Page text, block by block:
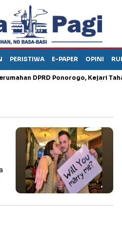
PERISTIWA E-PAPER OPINI
DPRD Ponorogo, Kejari Tahan